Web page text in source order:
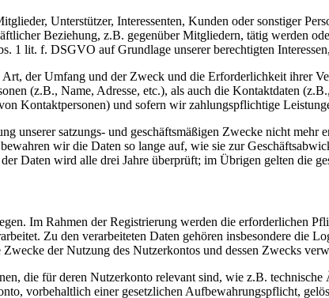
Unterstützer, Interessenten, Kunden oder sonstiger
Beziehung, z.B. gegenüber Mitgliedern, tätig werden
1 lit. f. DSGVO auf Grundlage unserer berechtigten
der Umfang und der Zweck und die Erforderlichkeit ihrer
(z.B., Name, Adresse, etc.), als auch die Kontaktdaten
Kontaktpersonen) und sofern wir zahlungspflichtige
unserer satzungs- und geschäftsmäßigen Zwecke nicht
wir die Daten so lange auf, wie sie zur
Daten wird alle drei Jahre überprüft; im Übrigen gelten die
Im Rahmen der Registrierung werden die erforderlichen
Zu den verarbeiteten Daten gehören insbesondere die
der Nutzung des Nutzerkontos und dessen Zwecks
die für deren Nutzerkonto relevant sind, wie z.B.
vorbehaltlich einer gesetzlichen Aufbewahrungspflicht,